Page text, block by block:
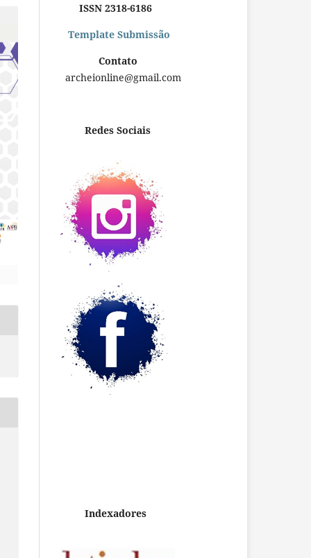
ISSN 2318-6186
Template Submissão
Contato
archeionline@gmail.com
Redes Sociais
Indexadores